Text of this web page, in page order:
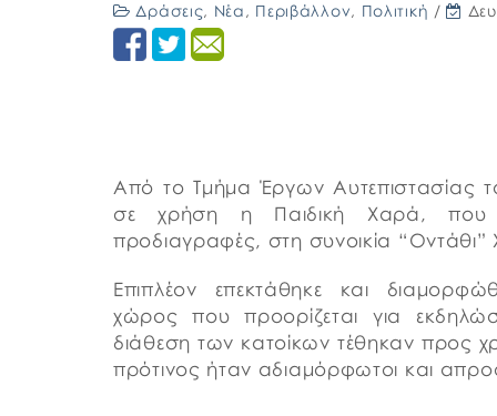
Δράσεις, Νέα , Περιβάλλον, Πολιτική /
Από το Τμήμα Έργων Αυτεπιστασίας
σε χρήση η Παιδική Χαρά, που
προδιαγραφές, στη συνοικία “Οντάθι”
Επιπλέον επεκτάθηκε και
χώρος που προορίζεται για
διάθεση των κατοίκων τέθηκαν προς
πρότινος ήταν αδιαμόρφωτοι και